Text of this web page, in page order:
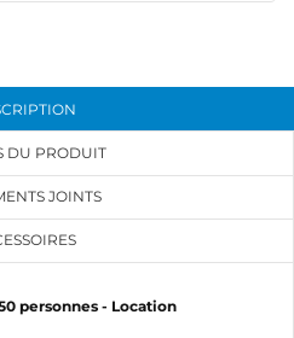
DU PRODUIT
JOINTS
personnes - Location
Créer une nouvelle liste
Créer une liste d'envies
Connexion